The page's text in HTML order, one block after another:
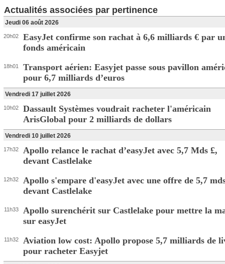
Actualités associées par pertinence
Jeudi 06 août 2026
20h02
EasyJet confirme son rachat à 6,6 milliards € par
fonds américain
18h01
Transport aérien: Easyjet passe sous pavillon
pour 6,7 milliards d’euros
Vendredi 17 juillet 2026
10h02
Dassault Systèmes voudrait racheter l'américain
ArisGlobal pour 2 milliards de dollars
Vendredi 10 juillet 2026
17h32
Apollo relance le rachat d’easyJet avec 5,7 Mds £,
devant Castlelake
12h32
Apollo s'empare d'easyJet avec une offre de 5,7
devant Castlelake
11h33
Apollo surenchérit sur Castlelake pour mettre la
sur easyJet
11h32
Aviation low cost: Apollo propose 5,7 milliards de
pour racheter Easyjet